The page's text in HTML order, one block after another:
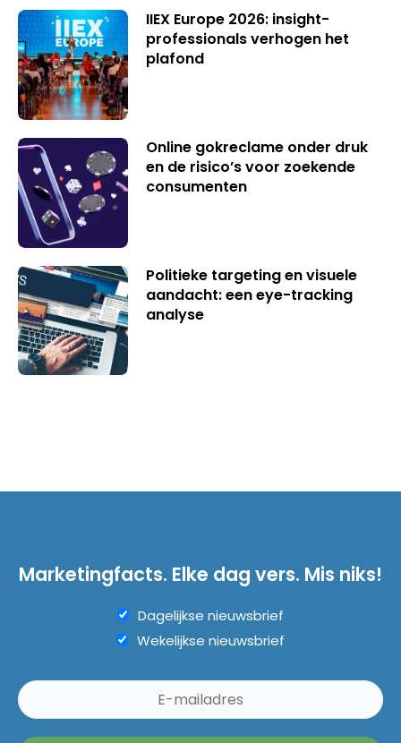
IIEX Europe 2026: insight-
professionals verhogen het
plafond
Online gokreclame onder druk
en de risico’s voor zoekende
consumenten
Politieke targeting en visuele
aandacht: een eye-tracking
analyse
Marketingfacts. Elke dag vers. Mis niks!
Dagelijkse nieuwsbrief
Wekelijkse nieuwsbrief